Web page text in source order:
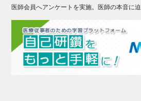
医師会員へアンケートを実施。医師の本音に迫